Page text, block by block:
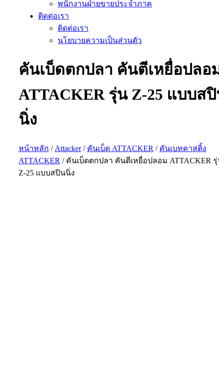
พนักงานฝ่ายขายประจำภาค
ติดต่อเรา
ติดต่อเรา
นโยบายความเป็นส่วนตัว
คันเบ็ดตกปลา คันตีเหยื่อปลอ
ATTACKER รุ่น Z-25 แบบส
นิ่ง
หน้าหลัก / Attacker/ คันเบ็ด ATTACKER / คันเบทคาสติ้ง
ATTACKER / คันเบ็ดตกปลา คันตีเหยื่อปลอม ATTACKER
Z-25 แบบสปินนิ่ง